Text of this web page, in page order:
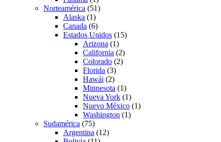
Norteamérica (51)
Alaska (1)
Canada (6)
Estados Unidos (15)
Arizona (1)
California (2)
Colorado (2)
Florida (3)
Hawái (2)
Minnesota (1)
Nueva York (1)
Nuevo México (1)
Washington (1)
Sudamérica (75)
Argentina (12)